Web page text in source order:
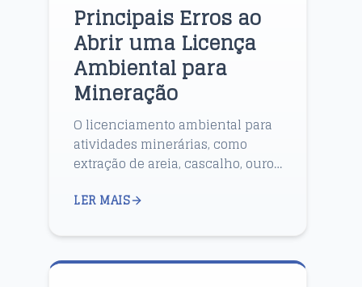
Principais Erros ao
Abrir uma Licença
Ambiental para
Mineração
O licenciamento ambiental para
atividades minerárias, como
extração de areia, cascalho, ouro,
substâncias, é um processo
LER MAIS